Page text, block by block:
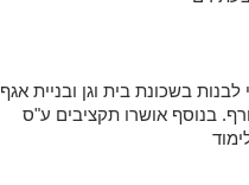
לבנות בשכונת בית וגן ובניית אגף
בנוסף אושרו תקציבים ע"ס